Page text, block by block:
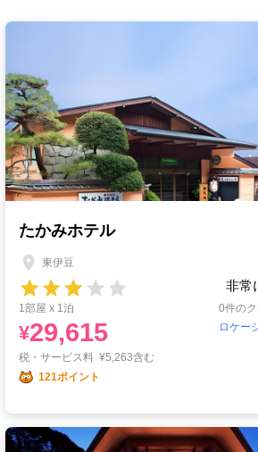
たかみホテル
東伊豆
非常
1部屋 x 1泊
0件のク
ロケー
¥29,615
税・サービス料 ¥5,263含む
121ポイント